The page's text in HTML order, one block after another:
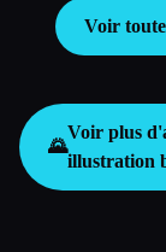
Voir
🌄
Voir plus
illustration